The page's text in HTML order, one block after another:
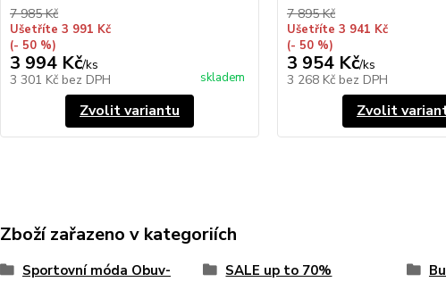
7 985 Kč
Ušetříte 3 991 Kč
(- 50 %)
3 994 Kč/ks
3 301 Kč bez DPH skladem
Zvolit variantu
7 895 Kč
Ušetříte 3 941 Kč
(- 50 %)
3 954 Kč/ks
3 268 Kč bez DPH
Zvolit
Zboží zařazeno v kategoriích
Sportovní móda Obuv-
SALE up to 70%